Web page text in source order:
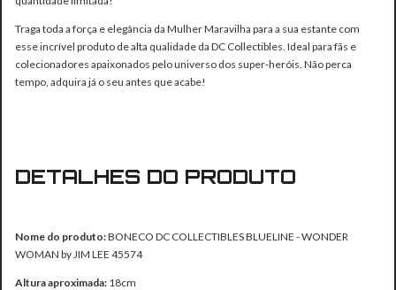
Traga toda a força e elegância da Mulher Maravilha para a sua estante com
esse incrível produto de alta qualidade da DC Collectibles. Ideal para fãs e
colecionadores apaixonados pelo universo dos super-heróis. Não perca
tempo, adquira já o seu antes que acabe!
DETALHES DO PRODUTO
Nome do produto:BONECO DC COLLECTIBLES BLUELINE - WONDER
WOMAN by JIM LEE 45574
Altura aproximada: 18cm